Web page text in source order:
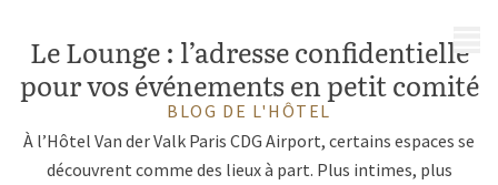
MENU
Le Lounge : l’adresse confidentielle
pour vos événements en petit comité
BLOG DE L'HÔTEL
À l’Hôtel Van der Valk Paris CDG Airport, certains espaces se
découvrent comme des lieux à part. Plus intimes, plus